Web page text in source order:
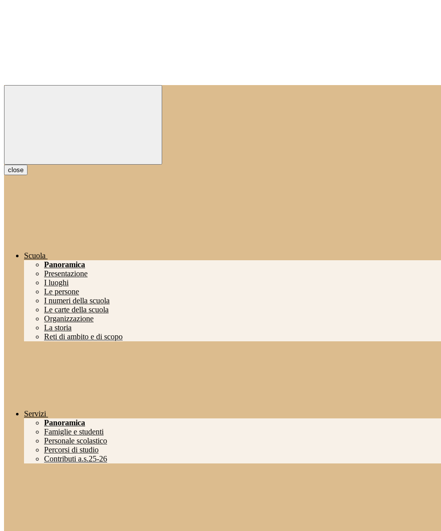
close
Scuola
Panoramica
Presentazione
I luoghi
Le persone
I numeri della scuola
Le carte della scuola
Organizzazione
La storia
Reti di ambito e di scopo
Servizi
Panoramica
Famiglie e studenti
Personale scolastico
Percorsi di studio
Contributi a.s.25-26